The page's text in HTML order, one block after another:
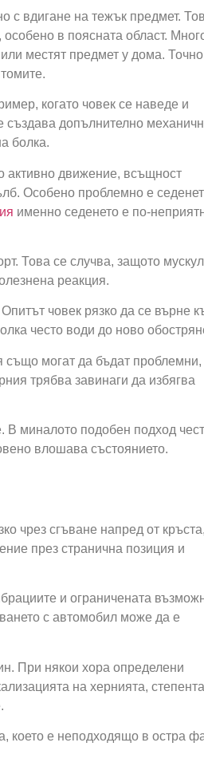
с вдигане на тежък предмет.
в поясната област.
местят предмет у дома. Точно
когато човек се наведе и
допълнително
болка.
активно движение, всъщност
Особено проблемно е
именно седенето е по-
Това се случва, защото
реакция.
човек рязко да се върне
често води до ново
също могат да бъдат проблемни,
трябва завинаги да избягва
В миналото подобен подход
влошава състоянието.
чрез сгъване напред от кръста,
през странична позиция и
и ограничената
с автомобил може да е
При някои хора определени
на хернията,
което е неподходящо в остра